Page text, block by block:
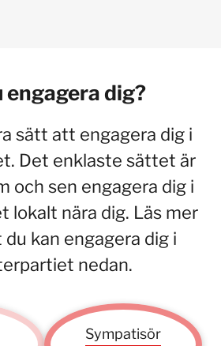
engagera dig?
sätt att engagera dig i
Det enklaste sättet är
och sen engagera dig i
lokalt nära dig. Läs mer
kan engagera dig i
nedan.
Sympatisör